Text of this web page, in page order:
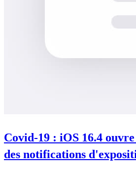
Covid-19 : iOS 16.4
des notifications